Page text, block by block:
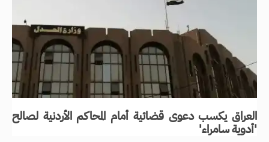
العراق يكسب دعوى قضائية أمام المحاكم الأردنية لصالح
'أدوية سامراء'